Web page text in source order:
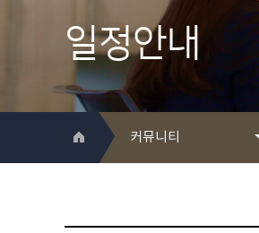
일정안내
커뮤니티
취업성공지원과